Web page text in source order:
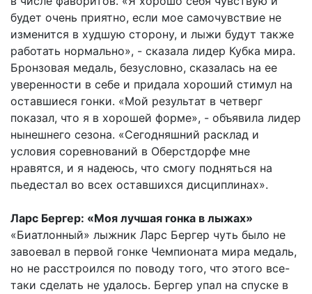
будет очень приятно, если мое самочувствие не
изменится в худшую сторону, и лыжи будут также
работать нормально», - сказала лидер Кубка мира.
Бронзовая медаль, безусловно, сказалась на ее
уверенности в себе и придала хороший стимул на
оставшиеся гонки. «Мой результат в четверг
показал, что я в хорошей форме», - объявила лидер
нынешнего сезона. «Сегодняшний расклад и
условия соревнований в Оберстдорфе мне
нравятся, и я надеюсь, что смогу подняться на
пьедестал во всех оставшихся дисциплинах».
Ларс Бергер: «Моя лучшая гонка в лыжах»
«Биатлонный» лыжник Ларс Бергер чуть было не
завоевал в первой гонке Чемпионата мира медаль,
но не расстроился по поводу того, что этого все-
таки сделать не удалось. Бергер упал на спуске в